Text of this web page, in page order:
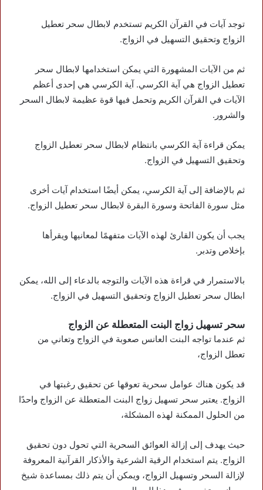
توجد آيات في القرآن الكريم تستخدم لابطال سحر تعطيل
الزواج وتحقيق التسهيل في الزواج.
ثم من الآيات المشهورة التي يمكن استخدامها لابطال سحر
تعطيل الزواج هي آية الكرسي. آية الكرسي هي إحدى أعظم
الآيات في القرآن الكريم وتحمل فيها قوة عظيمة لابطال السحر
والشرور.
يمكن قراءة آية الكرسي بانتظام لابطال سحر تعطيل الزواج
وتحقيق التسهيل في الزواج.
ثم بالإضافة إلى آية الكرسي، يمكن أيضًا استخدام آيات أخرى
مثل سورة الفاتحة وسورة البقرة لابطال سحر تعطيل الزواج.
يجب أن يكون القارئ لهذه الآيات متفهمًا لمعانيها ويقرأها
بإخلاص وتدبر.
بالاستمرار في قراءة هذه الآيات والتوجه بالدعاء إلى الله، يمكن
ابطال سحر تعطيل الزواج وتحقيق التسهيل في الزواج.
سحر تسهيل زواج البنت المتعطلة عن الزواج
ثم عندما تواجه البنت العانس صعوبة في الزواج وتعاني من
تعطل الزواج،
قد يكون هناك عوامل سحرية تعوقها عن تحقيق رغبتها في
الزواج. يعتبر سحر تسهيل زواج البنت المتعطلة عن الزواج واحدًا
من الحلول الممكنة لهذه المشكلة،
حيث يهدف إلى إزالة العوائق السحرية التي تحول دون تحقيق
الزواج. يتم استخدام الرقية الشرعية والأذكار القرآنية المعروفة
لإزالة السحر وتسهيل الزواج، ويمكن أن يتم ذلك بمساعدة شيخ